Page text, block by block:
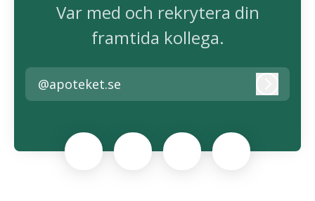
Var med och rekrytera din
framtida kollega.
@apoteket.se